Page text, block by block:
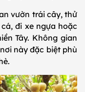
vườn trái cây, thử
đi xe ngựa hoặc
Tây. Không gian
này đặc biệt phù